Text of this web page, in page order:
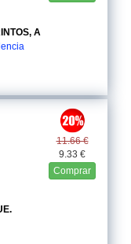
A
11.66 €
9.33 €
Comprar